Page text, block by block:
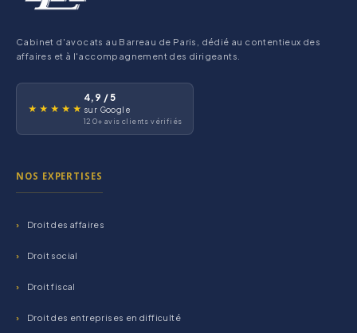
Cabinet d'avocats au Barreau de Paris, dédié au contentieux des
affaires et à l'accompagnement des dirigeants.
★★★★★
4,9 / 5
sur Google
120+ avis clients vérifiés
NOS EXPERTISES
Droit des affaires
Droit social
Droit fiscal
Droit des entreprises en difficulté